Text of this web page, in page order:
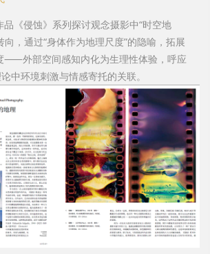
《侵蚀》系列探讨观念摄影中“时空地
向，通过“身体作为地理尺度”的隐喻，拓展
⸺外部空间感知内化为生理性体验，呼应
中环境刺激与情感寄托的关联。